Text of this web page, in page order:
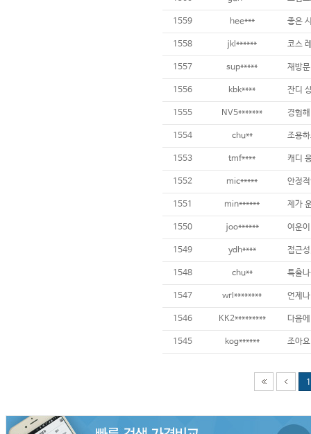
1559 hee*** 좋은
1558 jkl******
1557 sup***** 재방
1556 kbk****
1555 NV5*******
1554 chu**
1553 tmf****
1552 mic***** 안정
1551 min****** 제가
1550 joo******
1549 ydh****
1548 chu**
1547 wrl******** 언제
1546 KK2*********
1545 kog****** 조아
1